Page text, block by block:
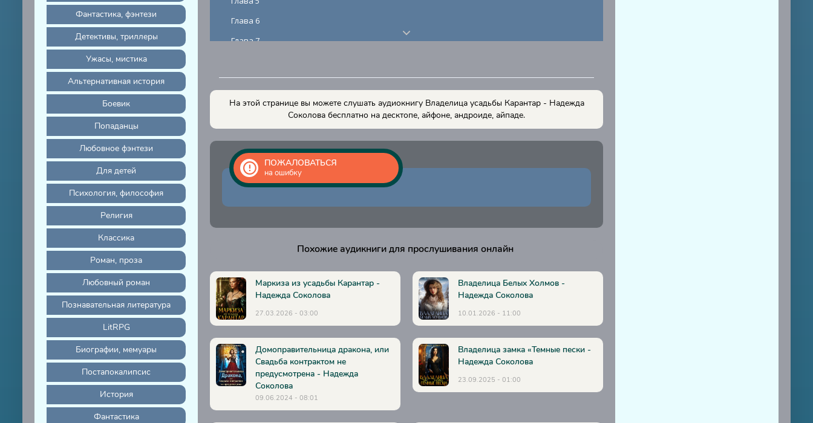
Фантастика, фэнтези
Детективы, триллеры
Ужасы, мистика
Альтернативная история
Боевик
Попаданцы
Любовное фэнтези
Для детей
Психология, философия
Религия
Классика
Роман, проза
Любовный роман
Познавательная литература
LitRPG
Биографии, мемуары
Постапокалипсис
История
Фантастика
Глава 6
Глава 7
Глава 9
Глава 10
Глава 12
Глава 13
Глава 14
Глава 19
Глава 20
Глава 21
Глава 22
Глава 23
Глава 24
Глава 25
На этой странице вы можете слушать аудиокнигу Владелица усадьбы Карантар - Надежда
Соколова бесплатно на десктопе, айфоне, андроиде, айпаде.
ПОЖАЛОВАТЬСЯ
на ошибку
Похожие аудикниги для прослушивания онлайн
Маркиза из усадьбы Карантар -
Надежда Соколова
27.03.2026 - 03:00
Владелица Белых Холмов -
Надежда Соколова
10.01.2026 - 11:00
Домоправительница дракона, или
Свадьба контрактом не
предусмотрена - Надежда
Соколова
09.06.2024 - 08:01
Владелица замка «Темные пески -
Надежда Соколова
23.09.2025 - 01:00